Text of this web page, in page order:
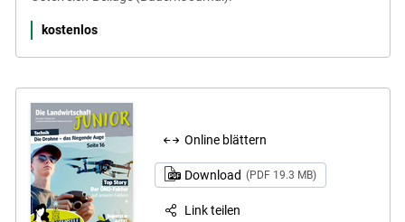
kostenlos
Online blättern
Download (PDF 19.3 MB)
Link teilen